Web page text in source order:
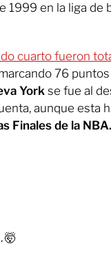
1999 en la liga de
cuarto fueron
76
Yorkse fue al
aunque esta
Finales de la NBA.
🤯